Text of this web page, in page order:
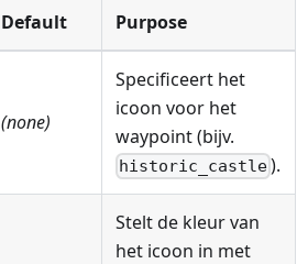
Default Purpose
(none)
Specificeert het
icoon voor het
waypoint (bijv.
historic_castle).
Stelt de kleur van
het icoon in met